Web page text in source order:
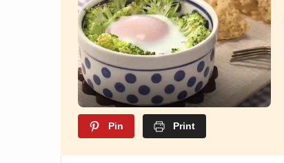
Pin Print